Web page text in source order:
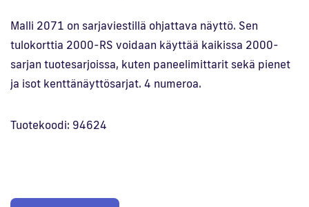
Malli 2071 on sarjaviestillä ohjattava näyttö. Sen
tulokorttia 2000-RS voidaan käyttää kaikissa 2000-
sarjan tuotesarjoissa, kuten paneelimittarit sekä pienet
ja isot kenttänäyttösarjat. 4 numeroa.
Tuotekoodi: 94624